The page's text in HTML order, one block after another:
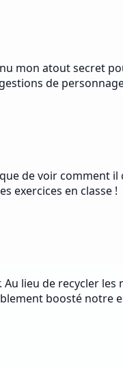
mon atout secret
de
de voir comment
exercices en classe !
lieu de recycler les
boosté notre